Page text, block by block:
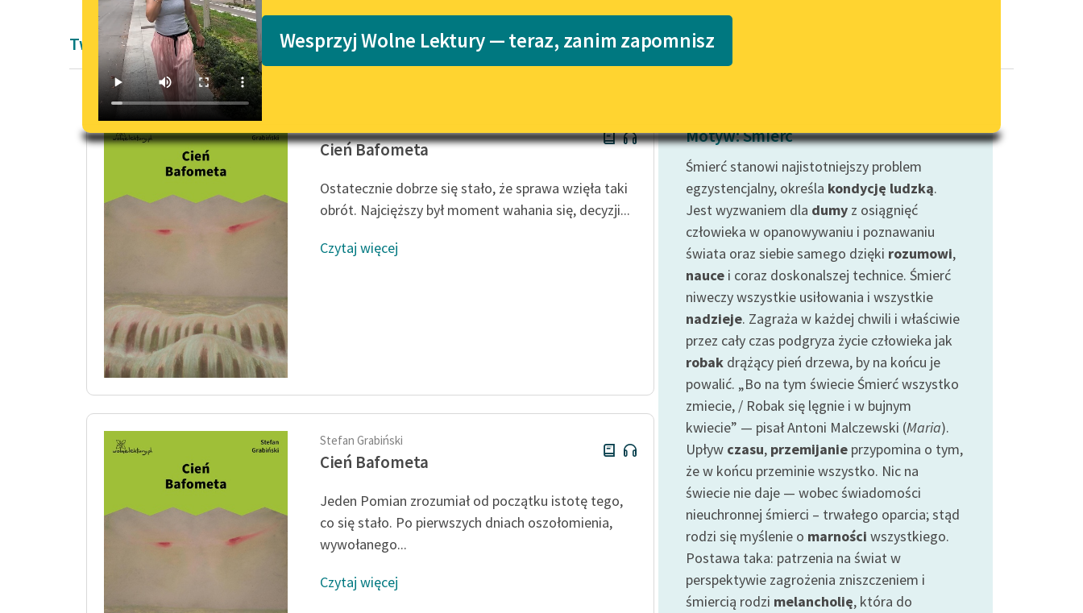
Lektury szkolne i klasyka
literatury do słuchania dla
E-kolekcja lektur szkolnych i
literatury do słuchania dla
niepełnosprawnościami
Feministyczne inspiracje.
Popularyzacja skandynawskiej
Katalog
Katalog w formacie PDF
wrażliwych
Deklaracja dostępności
Wesprzyj Wolne Lektury — teraz, zanim zapomnisz
Twórczość Stefana Grabińskiego
Cień Bafometa
Ostatecznie dobrze się stało, że sprawa wzięła taki
obrót. Najcięższy był moment wahania się, decyzji...
Czytaj więcej
Stefan Grabiński
Cień Bafometa
Jeden Pomian zrozumiał od początku istotę tego,
co się stało. Po pierwszych dniach oszołomienia,
wywołanego...
Czytaj więcej
Motyw: Śmierć
Śmierć stanowi najistotniejszy problem
egzystencjalny, określa kondycję ludzką.
Jest wyzwaniem dla dumy z osiągnięć
człowieka w opanowywaniu i poznawaniu
świata oraz siebie samego dzięki rozumowi,
nauce i coraz doskonalszej technice. Śmierć
niweczy wszystkie usiłowania i wszystkie
nadzieje. Zagraża w każdej chwili i właściwie
przez cały czas podgryza życie człowieka jak
robak drążący pień drzewa, by na końcu je
powalić. „Bo na tym świecie Śmierć wszystko
zmiecie, / Robak się lęgnie i w bujnym
kwiecie” — pisał Antoni Malczewski (Maria).
Upływ czasu, przemijanie przypomina o tym,
że w końcu przeminie wszystko. Nic na
świecie nie daje — wobec świadomości
nieuchronnej śmierci – trwałego oparcia; stąd
rodzi się myślenie o marności wszystkiego.
Postawa taka: patrzenia na świat w
perspektywie zagrożenia zniszczeniem i
śmiercią rodzi melancholię, która do